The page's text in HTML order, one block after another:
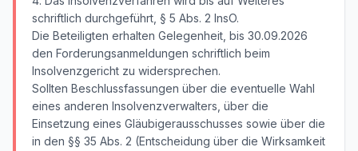
schriftlich durchgeführt, § 5 Abs. 2 InsO.
Die Beteiligten erhalten Gelegenheit, bis 30.09.2026
den Forderungsanmeldungen schriftlich beim
Insolvenzgericht zu widersprechen.
Sollten Beschlussfassungen über die eventuelle Wahl
eines anderen Insolvenzverwalters, über die
Einsetzung eines Gläubigerausschusses sowie über die
in den §§ 35 Abs. 2 (Entscheidung über die Wirksamkeit